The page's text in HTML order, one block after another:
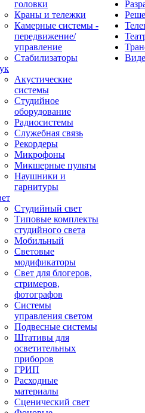
головки
Краны и тележки
Камерные системы -
передвижение/
управление
Стабилизаторы
Акустические
системы
Студийное
оборудование
Радиосистемы
Служебная связь
Рекордеры
Микрофоны
Микшерные пульты
Наушники и
гарнитуры
Студийный свет
Типовые комплекты
студийного света
Мобильный
Световые
модификаторы
Свет для блогеров,
стримеров,
фотографов
Системы
управления светом
Подвесные системы
Штативы для
осветительных
приборов
ГРИП
Расходные
материалы
Сценический свет